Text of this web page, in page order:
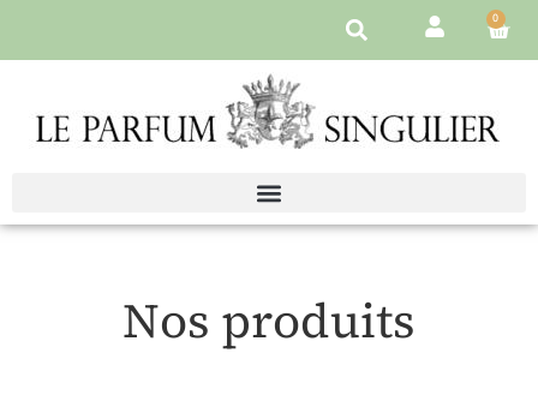
0
Nos produits